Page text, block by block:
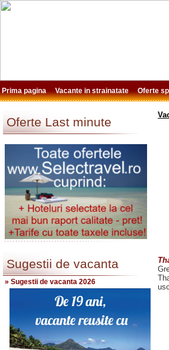
Prima pagina Vacante in strainatate Oferte
Oferte Last minute
Sugestii de vacanta
» Sugestii de vacanta 2026